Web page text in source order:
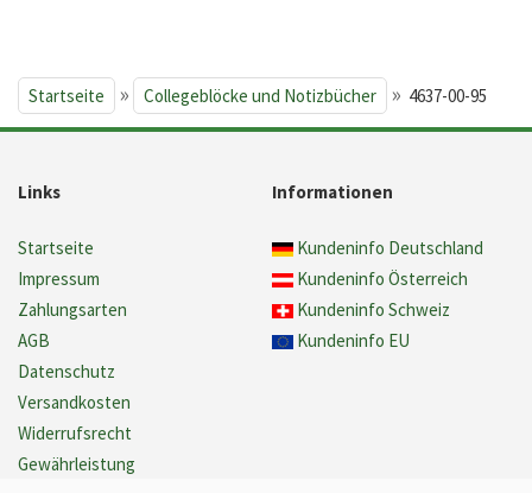
Startseite » Collegeblöcke und Notizbücher » 4637-00-95
Links
Startseite
Impressum
Zahlungsarten
AGB
Datenschutz
Versandkosten
Widerrufsrecht
Gewährleistung
Informationen
Kundeninfo Deutschland
Kundeninfo Österreich
Kundeninfo Schweiz
Kundeninfo EU